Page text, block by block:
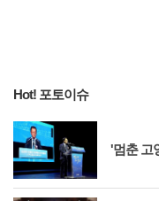
Hot! 포토이슈
'멈춘 고